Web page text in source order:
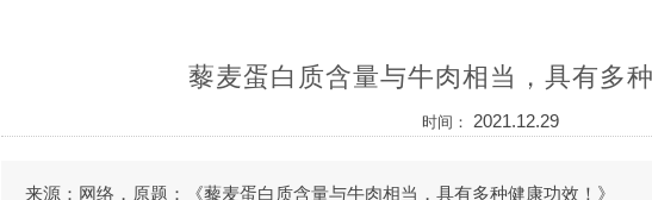
藜麦蛋白质含量与牛肉相当，具有多
时间： 2021.12.29
来源：网络，原题：《藜麦蛋白质含量与牛肉相当，具有多种健康功效！》